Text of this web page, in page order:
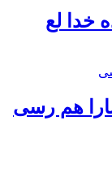
خدا لع
هم رسی